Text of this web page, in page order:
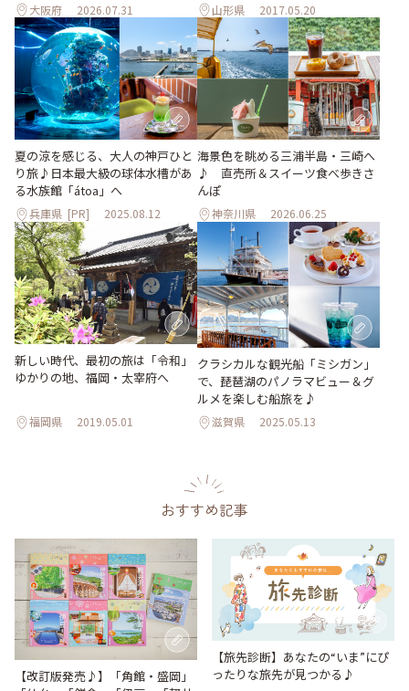
大阪府 2026.07.31 山形県 2017.05.20
夏の涼を感じる、大人の神戸ひと
り旅♪日本最大級の球体水槽があ
る水族館「átoa」へ
兵庫県 [PR] 2025.08.12
海景色を眺める三浦半島・三崎へ
♪ 直売所＆スイーツ食べ歩きさ
んぽ
神奈川県 2026.06.25
新しい時代、最初の旅は「令和」
ゆかりの地、福岡・太宰府へ
福岡県 2019.05.01
クラシカルな観光船「ミシガン」
で、琵琶湖のパノラマビュー＆グ
ルメを楽しむ船旅を♪
滋賀県 2025.05.13
おすすめ記事
【改訂版発売♪】「角館・盛岡」
【旅先診断】あなたの“いま”にぴ
ったりな旅先が見つかる♪